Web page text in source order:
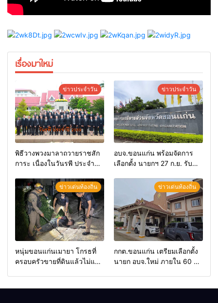
เรื่องมาใหม่
ข่าวประจำวัน
พิธีวางพวงมาลาถวายราชสัก
การะ เนื่องในวันรพี ประจำปี
วันรพี เพื่อเชื่อมความสัมพันธ์
อันดีของหน่วยงานใน
กระบวนการยุติธรรม
ข่าวประจำวัน
อบจ.ขอนแก่น พร้อมจัดการ
เลือกตั้ง นายกฯ 27 ก.ย. รับ
ลงสมัครรับการเลือกตั้งหาก
คุณสมบัติครบ มั่นใจคนใช้
สิทธิ์ทะลุ 70%
ข่าวเด่นท้องถิ่น
หนุ่มขอนแก่นเมายา โกรธที่
ครอบครัวขายที่ดินแล้วไม่แบ่ง
ข่าวเด่นท้องถิ่น
กกต.ขอนแก่น เตรียมเลือกตั้ง
นายก อบจ.ใหม่ ภายใน 60 วัน